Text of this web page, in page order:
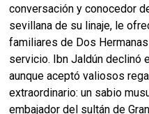
conversación y conocedor
sevillana de su linaje, le
familiares de Dos
servicio. Ibn Jaldún declinó
aunque aceptó valiosos
extraordinario: un sabio
embajador del sultán de